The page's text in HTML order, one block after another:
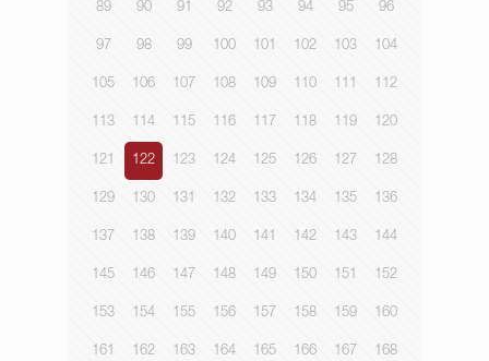
89 90 91 92 93 94 95 96
97 98 99 100 101 102 103 104
105 106 107 108 109 110 111 112
113 114 115 116 117 118 119 120
121 122 123 124 125 126 127 128
129 130 131 132 133 134 135 136
137 138 139 140 141 142 143 144
145 146 147 148 149 150 151 152
153 154 155 156 157 158 159 160
161 162 163 164 165 166 167 168